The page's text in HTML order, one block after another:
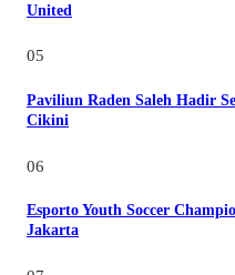
United
05
Paviliun Raden Saleh Hadir
Cikini
06
Esporto Youth Soccer
Jakarta